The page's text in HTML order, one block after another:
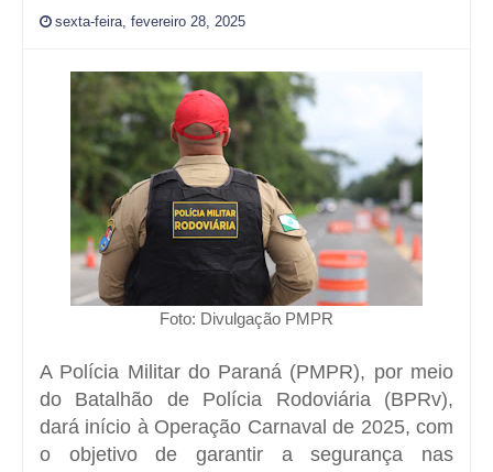
sexta-feira, fevereiro 28, 2025
Foto: Divulgação PMPR
A Polícia Militar do Paraná (PMPR), por meio
do Batalhão de Polícia Rodoviária (BPRv),
dará início à Operação Carnaval de 2025, com
o objetivo de garantir a segurança nas